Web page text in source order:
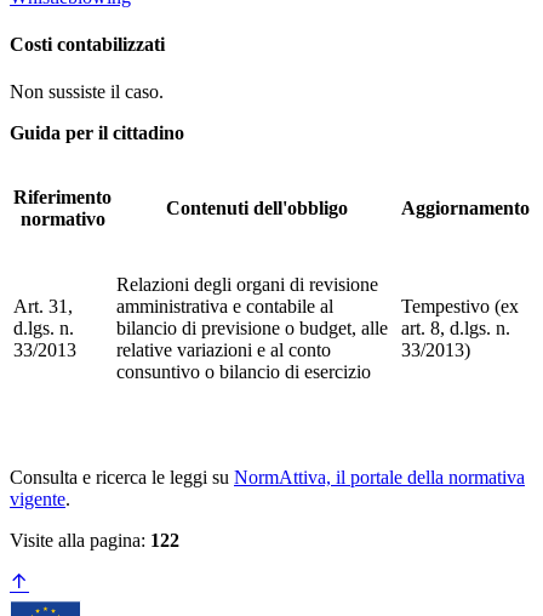
Costi contabilizzati
Non sussiste il caso.
Guida per il cittadino
Riferimento
normativo
Contenuti dell'obbligo Aggiornamento
Art. 31,
d.lgs. n.
33/2013
Relazioni degli organi di revisione
amministrativa e contabile al
bilancio di previsione o budget, alle
relative variazioni e al conto
consuntivo o bilancio di esercizio
Tempestivo (ex
art. 8, d.lgs. n.
33/2013)
Consulta e ricerca le leggi su NormAttiva, il portale della normativa
vigente.
Visite alla pagina: 122